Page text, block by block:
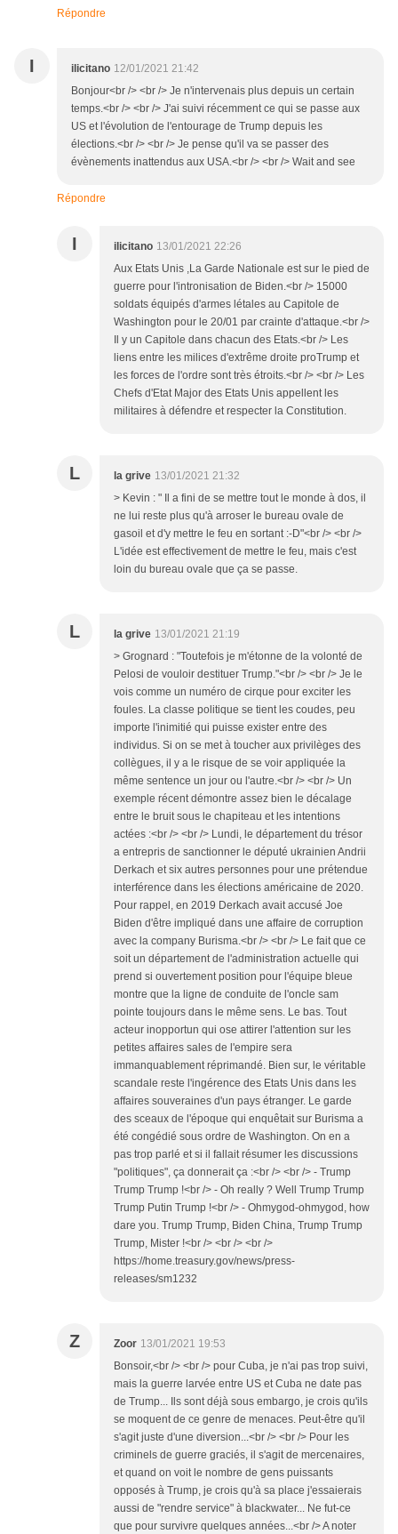
Répondre
I ilicitano 12/01/2021 21:42
Bonjour<br /> <br /> Je n'intervenais plus depuis un certain
temps.<br /> <br /> J'ai suivi récemment ce qui se passe aux
US et l'évolution de l'entourage de Trump depuis les
élections.<br /> <br /> Je pense qu'il va se passer des
évènements inattendus aux USA.<br /> <br /> Wait and see
Répondre
I ilicitano 13/01/2021 22:26
Aux Etats Unis ,La Garde Nationale est sur le pied de
guerre pour l'intronisation de Biden.<br /> 15000
soldats équipés d'armes létales au Capitole de
Washington pour le 20/01 par crainte d'attaque.<br />
Il y un Capitole dans chacun des Etats.<br /> Les
liens entre les milices d'extrême droite proTrump et
les forces de l'ordre sont très étroits.<br /> <br /> Les
Chefs d'Etat Major des Etats Unis appellent les
militaires à défendre et respecter la Constitution.
L la grive 13/01/2021 21:32
> Kevin : " Il a fini de se mettre tout le monde à dos, il
ne lui reste plus qu'à arroser le bureau ovale de
gasoil et d'y mettre le feu en sortant :-D"<br /> <br />
L'idée est effectivement de mettre le feu, mais c'est
loin du bureau ovale que ça se passe.
L la grive 13/01/2021 21:19
> Grognard : "Toutefois je m'étonne de la volonté de
Pelosi de vouloir destituer Trump."<br /> <br /> Je le
vois comme un numéro de cirque pour exciter les
foules. La classe politique se tient les coudes, peu
importe l'inimitié qui puisse exister entre des
individus. Si on se met à toucher aux privilèges des
collègues, il y a le risque de se voir appliquée la
même sentence un jour ou l'autre.<br /> <br /> Un
exemple récent démontre assez bien le décalage
entre le bruit sous le chapiteau et les intentions
actées :<br /> <br /> Lundi, le département du trésor
a entrepris de sanctionner le député ukrainien Andrii
Derkach et six autres personnes pour une prétendue
interférence dans les élections américaine de 2020.
Pour rappel, en 2019 Derkach avait accusé Joe
Biden d'être impliqué dans une affaire de corruption
avec la company Burisma.<br /> <br /> Le fait que ce
soit un département de l'administration actuelle qui
prend si ouvertement position pour l'équipe bleue
montre que la ligne de conduite de l'oncle sam
pointe toujours dans le même sens. Le bas. Tout
acteur inopportun qui ose attirer l'attention sur les
petites affaires sales de l'empire sera
immanquablement réprimandé. Bien sur, le véritable
scandale reste l'ingérence des Etats Unis dans les
affaires souveraines d'un pays étranger. Le garde
des sceaux de l'époque qui enquêtait sur Burisma a
été congédié sous ordre de Washington. On en a
pas trop parlé et si il fallait résumer les discussions
"politiques", ça donnerait ça :<br /> <br /> - Trump
Trump Trump !<br /> - Oh really ? Well Trump Trump
Trump Putin Trump !<br /> - Ohmygod-ohmygod, how
dare you. Trump Trump, Biden China, Trump Trump
Trump, Mister !<br /> <br /> <br />
https://home.treasury.gov/news/press-
releases/sm1232
Z Zoor 13/01/2021 19:53
Bonsoir,<br /> <br /> pour Cuba, je n'ai pas trop suivi,
mais la guerre larvée entre US et Cuba ne date pas
de Trump... Ils sont déjà sous embargo, je crois qu'ils
se moquent de ce genre de menaces. Peut-être qu'il
s'agit juste d'une diversion...<br /> <br /> Pour les
criminels de guerre graciés, il s'agit de mercenaires,
et quand on voit le nombre de gens puissants
opposés à Trump, je crois qu'à sa place j'essaierais
aussi de "rendre service" à blackwater... Ne fut-ce
que pour survivre quelques années...<br /> A noter